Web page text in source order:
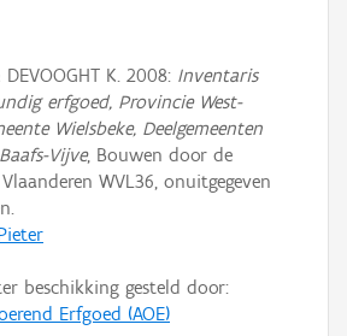
DEVOOGHT K. 2008: Inventaris
erfgoed, Provincie West-
Wielsbeke, Deelgemeenten
Vijve, Bouwen door de
WVL36, onuitgegeven
beschikking gesteld door:
Erfgoed (AOE)